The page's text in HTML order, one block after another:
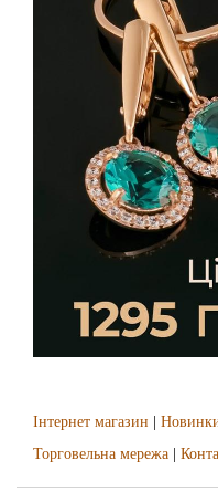
Інтернет магазин
Торговельна мережа